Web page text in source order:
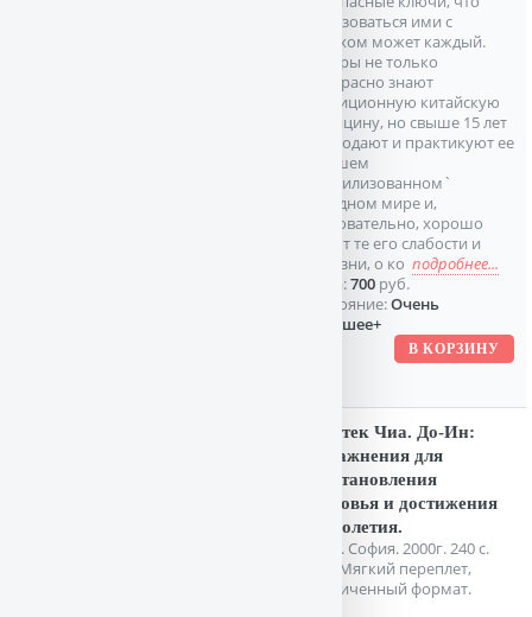
пользоваться ими с
успехом может каждый.
Авторы не только
прекрасно знают
традиционную китайскую
медицину, но свыше 15 лет
преподают и практикуют ее
в нашем
`цивилизованном`
западном мире и,
следовательно, хорошо
знают те его слабости и
болезни, о ко подробнее...
Цена:700руб.
Состояние:Очень
хорошее+
Мантек Чиа. До-Ин:
Упражнения для
восстановления
здоровья и достижения
долголетия.
Киев. София. 2000г. 240 с.
илл. Мягкий переплет,
Увеличенный формат.